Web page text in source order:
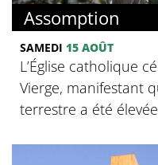
Assomption
SAMEDI 15 AOÛT
L’Église catholique
Vierge, manifestant
terrestre a été